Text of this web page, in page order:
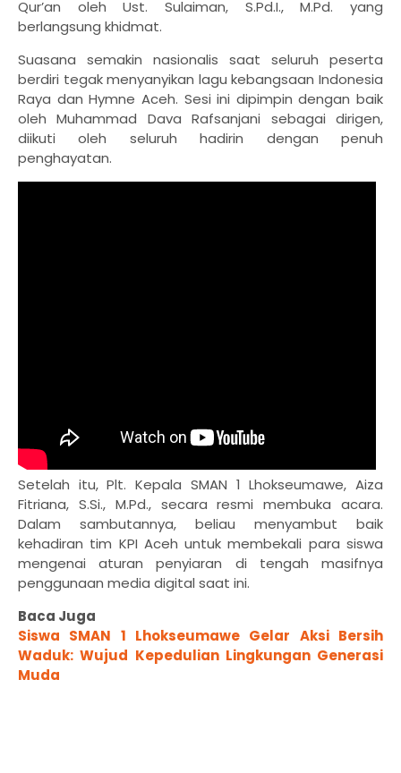
Qur’an oleh Ust. Sulaiman, S.Pd.I., M.Pd. yang
berlangsung khidmat.
Suasana semakin nasionalis saat seluruh peserta
berdiri tegak menyanyikan lagu kebangsaan Indonesia
Raya dan Hymne Aceh. Sesi ini dipimpin dengan baik
oleh Muhammad Dava Rafsanjani sebagai dirigen,
diikuti oleh seluruh hadirin dengan penuh
penghayatan.
Setelah itu, Plt. Kepala SMAN 1 Lhokseumawe, Aiza
Fitriana, S.Si., M.Pd., secara resmi membuka acara.
Dalam sambutannya, beliau menyambut baik
kehadiran tim KPI Aceh untuk membekali para siswa
mengenai aturan penyiaran di tengah masifnya
penggunaan media digital saat ini.
Baca Juga
Siswa SMAN 1 Lhokseumawe Gelar Aksi Bersih
Waduk: Wujud Kepedulian Lingkungan Generasi
Muda